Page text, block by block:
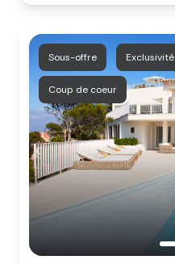
Sous-offre Exclusivité
Coup de coeur